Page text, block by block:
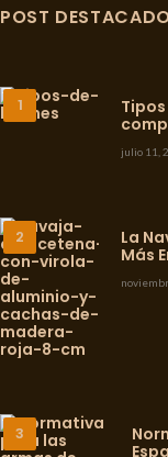
POST
julio 11,
La
Más